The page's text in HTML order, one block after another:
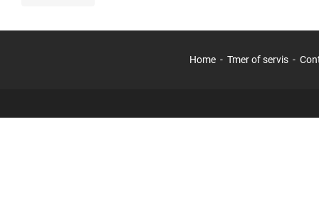
Home Tmer of servis